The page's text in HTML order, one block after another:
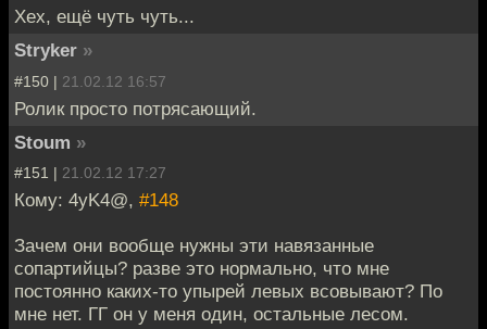
Хех, ещё чуть чуть...
Stryker »
#150 | 21.02.12 16:57
Ролик просто потрясающий.
Stoum »
#151 | 21.02.12 17:27
Кому: 4yK4@, #148
Зачем они вообще нужны эти навязанные
сопартийцы? разве это нормально, что мне
постоянно каких-то упырей левых всовывают? По
мне нет. ГГ он у меня один, остальные лесом.